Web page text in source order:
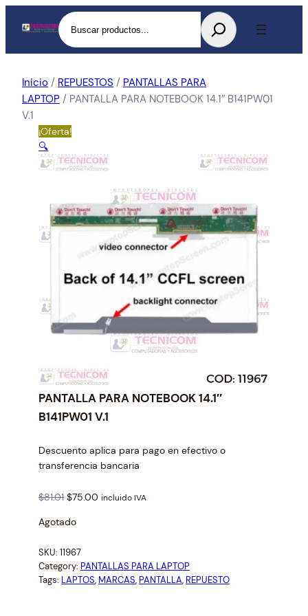
Buscar
Inicio / REPUESTOS / PANTALLAS PARA
LAPTOP / PANTALLA PARA NOTEBOOK 14.1″ B141PW01
V.1
¡Oferta!
🔍
PANTALLA PARA NOTEBOOK 14.1″
B141PW01 V.1
Descuento aplica para pago en efectivo o
transferencia bancaria
$81.01 O
i
i
n
a
$75.00 C
n
t
incluido IVA
Agotado
SKU: 11967
Category: PANTALLAS PARA LAPTOP
Tags: LAPTOS, MARCAS, PANTALLA, REPUESTO